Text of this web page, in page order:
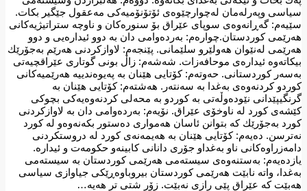
سیاسی وپەرلەمان لەچوارچێوەی ئۆتۆنۆمیەكی مەعقول جێگیر بكات.
سێیەم: گەڕانەوەی سوپای عێراق بۆ سنورەكان و ناوچە ستراتیژیەكانی
هەرێمی كوردستان.چوارەم: بەردەوامی دان بە دوو ئیدارەیی و دوو
هەرێمی لەنێوان هەولێرو سلێمانی. پێنجەم: لاوازكردنی هەرێم بەجۆرێك
بیكاتەوە ئیدارەی موحافەزات. شەشەم: زاڵ بونی گوتاری عێراقچیەتی
بەسەر كوردستانی. حەوتەم: كۆتایی هێنان بە پەیوەندییە هەرێمیەكانی
كوردو كردنەوەی بەغدا بە سەنتەر. هەشتەم: كۆتایی هێنان بە
گرنگیپێدانی نێودەوڵەتی بە كوردو بە محەلی كردنەوەیەكی بچوكی
كێشەی كورد لە ناوخۆی عێراق. نۆیەم: بەردەوامی دان بە لاوازكردنی
كورد بەجۆرێك كە بتوانن ئاسان هەمواری دەستور بكەنەوەو لە كورد
نەترسن. دەیەم: كۆتایی هێنان بە هەیمەنەی كورد لە دروستكردنی
دامەزراوەكانی ناو بەغداو جۆری دانانی كابینەو حكومەت و ئیدارە.
یازدەیەم: بەستنەوەی سیستەمی هەرێمی كوردستان بە سیستەمی
بەغدا، واتە نابێت هەرێمی كوردستان بیروباوەڕێكی جیاوازی سیاسی
هەبێت كە عێراق پێی رازی نەبێت. زۆر شتی تر هەیە…